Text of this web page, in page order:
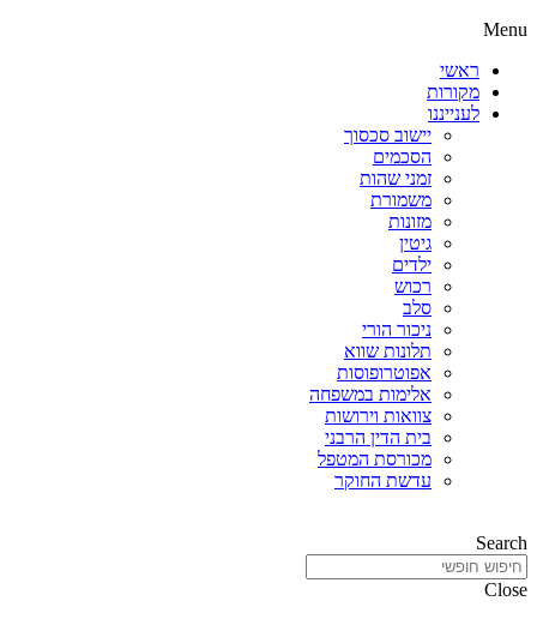
Menu
ראשי
מקורות
לענייננו
יישוב סכסוך
הסכמים
זמני שהות
משמורת
מזונות
גיטין
ילדים
רכוש
סלב
ניכור הורי
תלונות שווא
אפוטרופוסות
אלימות במשפחה
צוואות וירושות
בית הדין הרבני
מכורסת המטפל
עדשת החוקר
Search
Close